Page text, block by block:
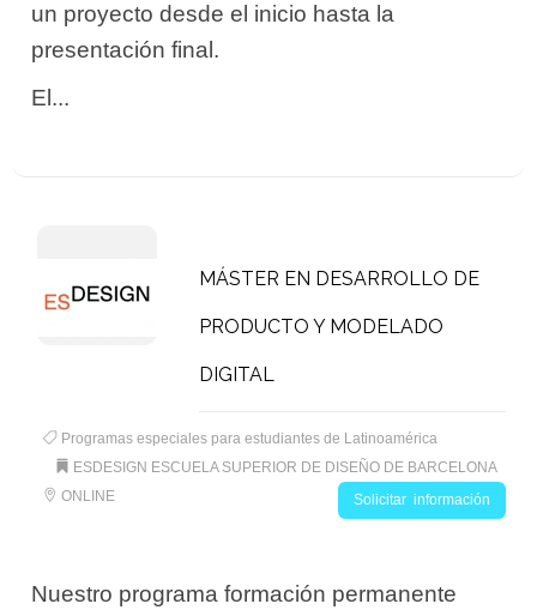
un proyecto desde el inicio hasta la
presentación final.
El...
MÁSTER EN DESARROLLO DE
PRODUCTO Y MODELADO
DIGITAL
Programas especiales para estudiantes de Latinoamérica
ESDESIGN ESCUELA SUPERIOR DE DISEÑO DE BARCELONA
ONLINE
Solicitar información
Nuestro programa formación permanente